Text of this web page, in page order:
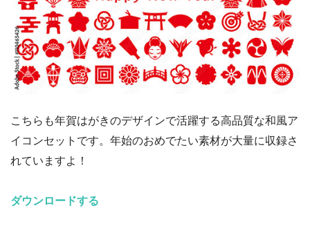
こちらも年賀はがきのデザインで活躍する高品質な和風ア
イコンセットです。年始のおめでたい素材が大量に収録さ
れていますよ！
ダウンロードする